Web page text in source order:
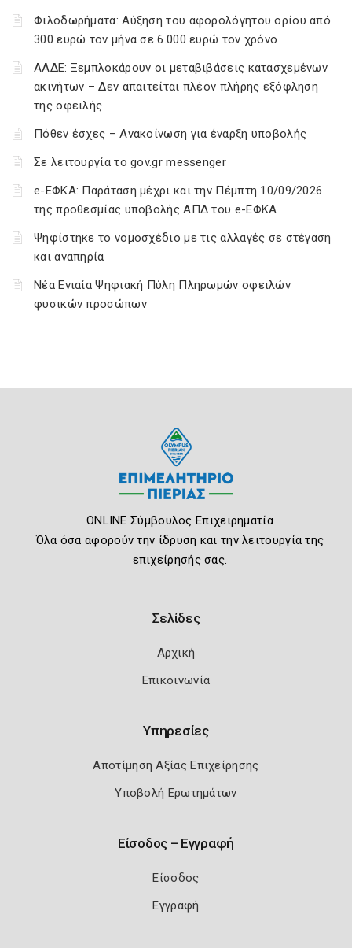
Φιλοδωρήματα: Αύξηση του αφορολόγητου ορίου από
300 ευρώ τον μήνα σε 6.000 ευρώ τον χρόνο
ΑΑΔΕ: Ξεμπλοκάρουν οι μεταβιβάσεις κατασχεμένων
ακινήτων – Δεν απαιτείται πλέον πλήρης εξόφληση
της οφειλής
Πόθεν έσχες – Ανακοίνωση για έναρξη υποβολής
Σε λειτουργία το gov.gr messenger
e-ΕΦΚΑ: Παράταση μέχρι και την Πέμπτη 10/09/2026
της προθεσμίας υποβολής ΑΠΔ του e-ΕΦΚΑ
Ψηφίστηκε το νομοσχέδιο με τις αλλαγές σε στέγαση
και αναπηρία
Νέα Ενιαία Ψηφιακή Πύλη Πληρωμών οφειλών
φυσικών προσώπων
ONLINE Σύμβουλος Επιχειρηματία
Όλα όσα αφορούν την ίδρυση και την λειτουργία της
επιχείρησής σας.
Σελίδες
Αρχική
Επικοινωνία
Υπηρεσίες
Αποτίμηση Αξίας Επιχείρησης
Υποβολή Ερωτημάτων
Είσοδος – Εγγραφή
Είσοδος
Εγγραφή